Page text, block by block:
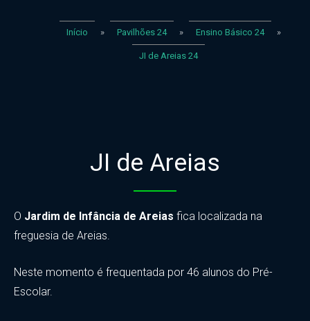
Início » Pavilhões 24 » Ensino Básico 24 »
JI de Areias 24
JI de Areias
O Jardim de Infância de Areias fica localizada na
freguesia de Areias.
Neste momento é frequentada por 46 alunos do Pré-
Escolar.